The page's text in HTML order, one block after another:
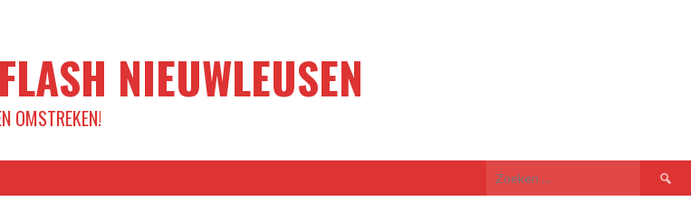
NIEUWLEUSEN
OMSTREKEN!
Zoeken
naar: